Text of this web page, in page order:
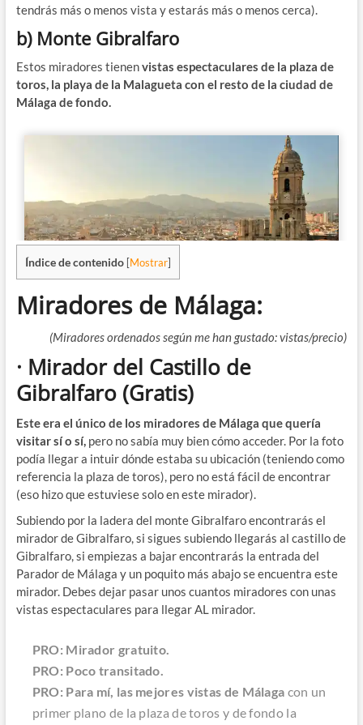
tendrás más o menos vista y estarás más o menos cerca).
b) Monte Gibralfaro
Estos miradores tienenvistas espectaculares de la plaza de
toros, la playa de la Malagueta con el resto de la ciudad de
Málaga de fondo.
Índice de contenido [Mostrar]
Miradores de Málaga:
(Miradores ordenados según me han gustado: vistas/precio)
· Mirador del Castillo de
Gibralfaro(Gratis)
Este era el único de los miradores de Málaga que quería
visitar sí o sí,pero no sabía muy bien cómo acceder. Por la foto
podía llegar a intuir dónde estaba su ubicación (teniendo como
referencia la plaza de toros), pero no está fácil de encontrar
(eso hizo que estuviese solo en este mirador).
Subiendo por la ladera del monte Gibralfaro encontrarás el
mirador de Gibralfaro, si sigues subiendo llegarás al castillo de
Gibralfaro, si empiezas a bajar encontrarás la entrada del
Parador de Málaga y un poquito más abajo se encuentra este
mirador. Debes dejar pasar unos cuantos miradores con unas
vistas espectaculares para llegar AL mirador.
PRO: Mirador gratuito.
PRO: Poco transitado.
PRO: Para mí, las mejores vistas de Málaga con un
primer plano de la plaza de toros y de fondo la